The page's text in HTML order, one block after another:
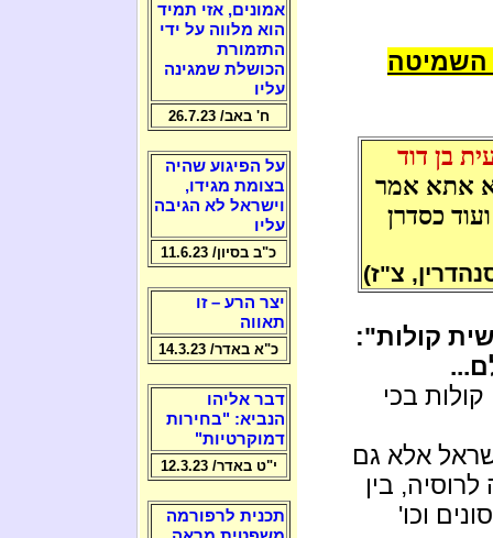
השמיטה
בן דוד
אתא אמר
כסדרן
צ"ז)
קולות":
בכי
אלא גם
בין
וכו'
אמונים, אזי תמיד
הוא מלווה על ידי
התזמורת
הכושלת שמגינה
עליו
ח' באב/ 26.7.23
על הפיגוע שהיה
בצומת מגידו,
וישראל לא הגיבה
עליו
כ"ב בסיון/ 11.6.23
יצר הרע – זו
תאווה
כ"א באדר/ 14.3.23
דבר אליהו
הנביא: "בחירות
דמוקרטיות"
י"ט באדר/ 12.3.23
תכנית לרפורמה